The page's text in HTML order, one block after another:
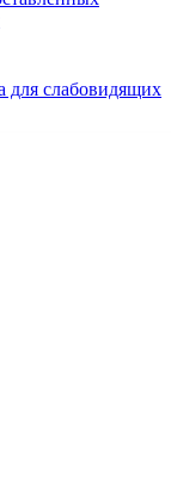
для слабовидящих